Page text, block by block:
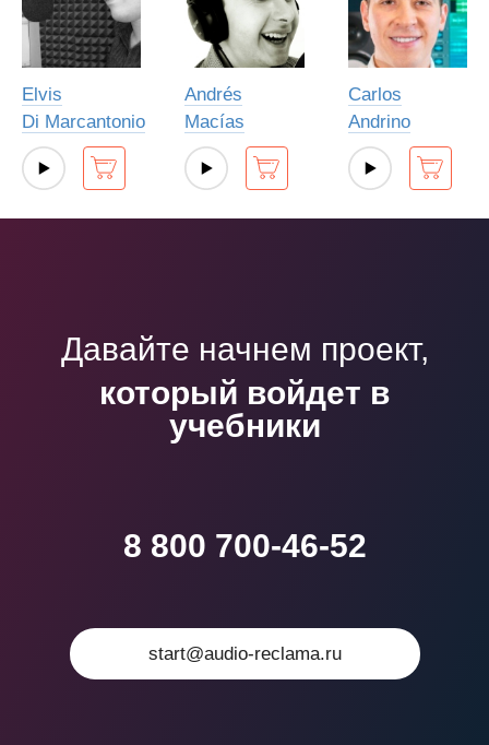
Elvis
Di Marcantonio
Andrés
Macías
Carlos
Andrino
Давайте начнем проект,
который войдет в
учебники
8 800 700-46-52
start@audio-reclama.ru